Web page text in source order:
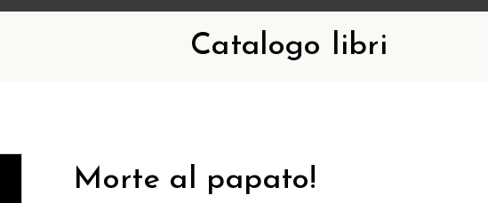
Catalogo libri
Morte al papato!